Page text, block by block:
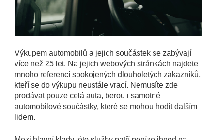
Výkupem automobilů a jejich součástek se zabývají
více než 25 let. Na jejich webových stránkách najdete
mnoho referencí spokojených dlouholetých zákazníků,
kteří se do výkupu neustále vrací. Nemusíte zde
prodávat pouze celá auta, berou i samotné
automobilové součástky, které se mohou hodit dalším
lidem.